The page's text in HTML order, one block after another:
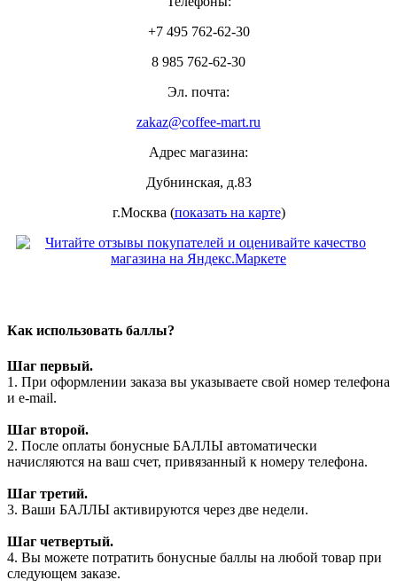
+7 495 762-62-30
8 985 762-62-30
Эл. почта:
zakaz@coffee-mart.ru
Адрес магазина:
Дубнинская, д.83
г.Москва (показать на карте)
Как использовать баллы?
Шаг первый.
1. При оформлении заказа вы указываете свой номер телефона
и e-mail.
Шаг второй.
2. После оплаты бонусные БАЛЛЫ автоматически
начисляются на ваш счет, привязанный к номеру телефона.
Шаг третий.
3. Ваши БАЛЛЫ активируются через две недели.
Шаг четвертый.
4. Вы можете потратить бонусные баллы на любой товар при
следующем заказе.